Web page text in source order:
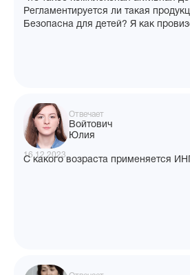
Регламентируется ли такая
Безопасна для детей? Я как
Отвечает
Войтович
Юлия
16.12.2023
С какого возраста применяется